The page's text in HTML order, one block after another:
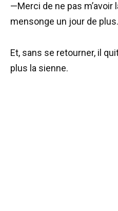
—Merci de ne pas m’avoir
mensonge un jour de plus.
Et, sans se retourner, il
plus la sienne.